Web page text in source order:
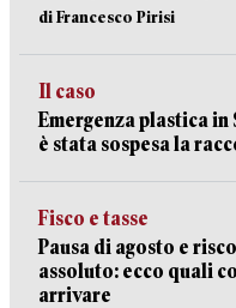
di Francesco Pirisi
Il caso
Emergenza plastica
è stata sospesa la
Fisco e tasse
Pausa di agosto e
assoluto: ecco quali
arrivare